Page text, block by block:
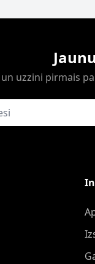
uzzini pirmais